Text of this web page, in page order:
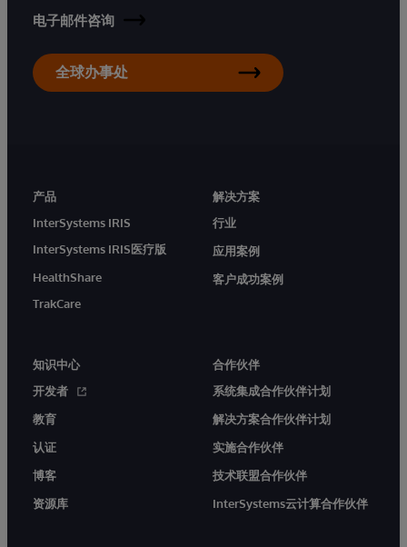
电子邮件咨询
全球办事处
产品
InterSystems IRIS
InterSystems IRIS医疗版
HealthShare
TrakCare
解决方案
行业
应用案例
客户成功案例
知识中心
开发者
教育
认证
博客
资源库
合作伙伴
系统集成合作伙伴计划
解决方案合作伙伴计划
实施合作伙伴
技术联盟合作伙伴
InterSystems云计算合作伙伴